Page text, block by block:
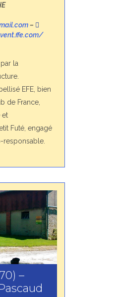
–
la
EFE, bien
de France,
et
Futé, engagé
–